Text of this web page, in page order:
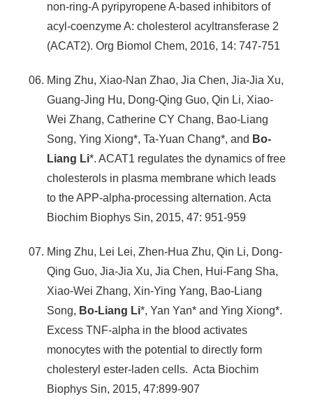
non-ring-A pyripyropene A-based inhibitors of
acyl-coenzyme A: cholesterol acyltransferase 2
(ACAT2). Org Biomol Chem, 2016, 14: 747-751
Ming Zhu, Xiao-Nan Zhao, Jia Chen, Jia-Jia Xu,
Guang-Jing Hu, Dong-Qing Guo, Qin Li, Xiao-
Wei Zhang, Catherine CY Chang, Bao-Liang
Song, Ying Xiong*, Ta-Yuan Chang*, and Bo-
Liang Li*. ACAT1 regulates the dynamics of free
cholesterols in plasma membrane which leads
to the APP-alpha-processing alternation. Acta
Biochim Biophys Sin, 2015, 47: 951-959
Ming Zhu, Lei Lei, Zhen-Hua Zhu, Qin Li, Dong-
Qing Guo, Jia-Jia Xu, Jia Chen, Hui-Fang Sha,
Xiao-Wei Zhang, Xin-Ying Yang, Bao-Liang
Song, Bo-Liang Li*, Yan Yan* and Ying Xiong*.
Excess TNF-alpha in the blood activates
monocytes with the potential to directly form
cholesteryl ester-laden cells. Acta Biochim
Biophys Sin, 2015, 47:899-907